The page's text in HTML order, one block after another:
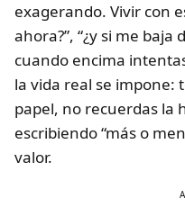
exagerando. Vivir con
ahora?”, “¿y si me baja
cuando encima
la vida real se impone:
papel, no recuerdas la
escribiendo “más o
valor.